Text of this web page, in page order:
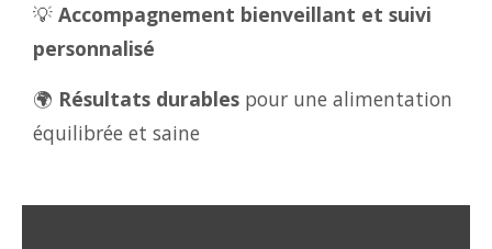
💡 Accompagnement bienveillant et suivi
personnalisé
🌍 Résultats durables pour une alimentation
équilibrée et saine